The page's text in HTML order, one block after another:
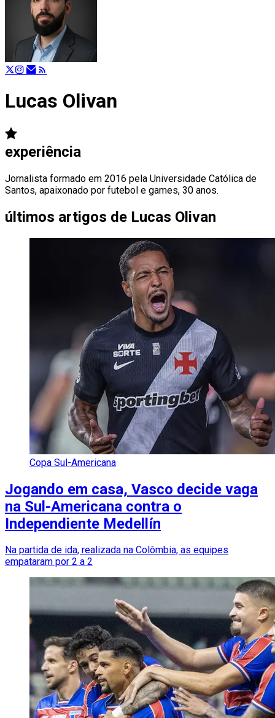
Lucas Olivan
experiência
Jornalista formado em 2016 pela Universidade Católica de
Santos, apaixonado por futebol e games, 30 anos.
últimos artigos de Lucas Olivan
Copa Sul-Americana
Jogando em casa, Vasco decide vaga
na Sul-Americana contra o
Independiente Medellín
Na partida de ida, realizada na Colômbia, as equipes
empataram por 2 a 2